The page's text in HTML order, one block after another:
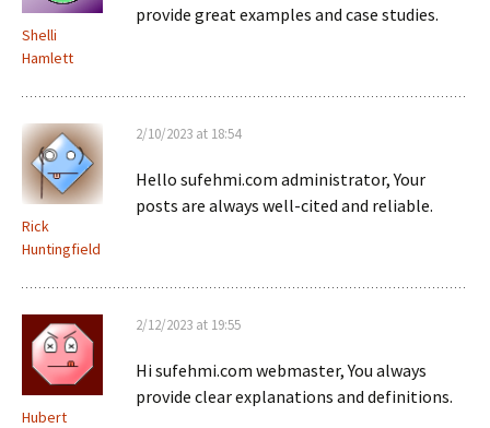
Shelli
Hamlett
provide great examples and case studies.
Rick
Huntingfield
2/10/2023 at 18:54
Hello sufehmi.com administrator, Your
posts are always well-cited and reliable.
Hubert
2/12/2023 at 19:55
Hi sufehmi.com webmaster, You always
provide clear explanations and definitions.